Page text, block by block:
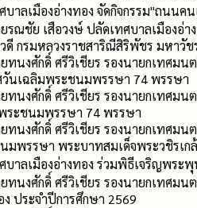
บาลเมืองอ่างทอง จัดกิจกรรม"ถนนค
รณชัย เสือวงษ์ ปลัดเทศบาลเมืองอ่
ดี กรมหลวงราชสาริณีสิริพัชร มหาวัช
ทนงศักดิ์ ศรีวิเชียร รองนายกเทศม
วันเฉลิมพระชนมพรรษา 74 พรรษา
ทนงศักดิ์ ศรีวิเชียร รองนายกเทศมน
ระชนมพรรษา 74 พรรษา
ทนงศักดิ์ ศรีวิเชียร รองนายกเทศม
มพรรษา พระบาทสมเด็จพระวชิรเก
บาลเมืองอ่างทอง ร่วมพิธีเจริญพระ
ทนงศักดิ์ ศรีวิเชียร รองนายกเทศม
ง ประจำปีการศึกษา 2569